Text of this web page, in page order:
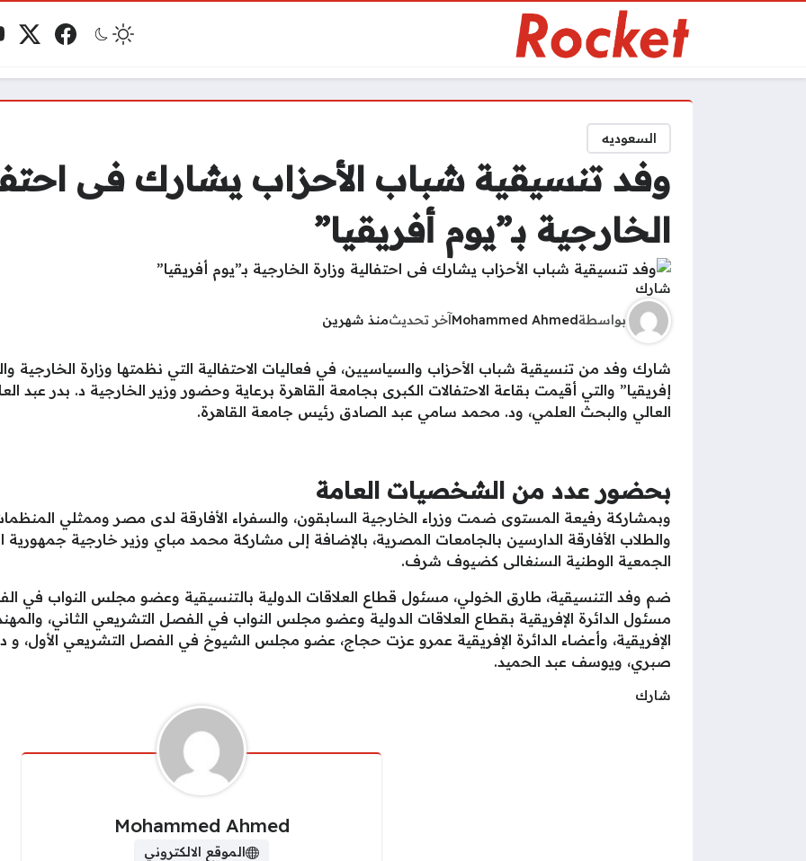
فيسبوك
السعوديه
وفد تنسيقية شباب الأحزاب يشارك فى
الخارجية بـ”يوم أفريقيا”
شارك
بواسطةMohammed Ahmedآخر تحديثمنذ شهرين
شارك وفد من تنسيقية شباب الأحزاب والسياسيين، في فعاليات الاحتفالية التي نظمتها وزارة الخارجية
إفريقيا” والتي أقيمت بقاعة الاحتفالات الكبرى بجامعة القاهرة برعاية وحضور وزير الخارجية د. بدر عبد
العالي والبحث العلمي، ود. محمد سامي عبد الصادق رئيس جامعة القاهرة.
بحضور عدد من الشخصيات العامة
وبمشاركة رفيعة المستوى ضمت وزراء الخارجية السابقون، والسفراء الأفارقة لدى مصر وممثلي
والطلاب الأفارقة الدارسين بالجامعات المصرية، بالإضافة إلى مشاركة محمد مباي وزير خارجية جمهورية
الجمعية الوطنية السنغالى كضيوف شرف.
ضم وفد التنسيقية، طارق الخولي، مسئول قطاع العلاقات الدولية بالتنسيقية وعضو مجلس النواب في
مسئول الدائرة الإفريقية بقطاع العلاقات الدولية وعضو مجلس النواب في الفصل التشريعي الثاني،
الإفريقية، وأعضاء الدائرة الإفريقية عمرو عزت حجاج، عضو مجلس الشيوخ في الفصل التشريعي الأول، و
صبري، ويوسف عبد الحميد.
شارك
Mohammed Ahmed
الموقع الالكتروني